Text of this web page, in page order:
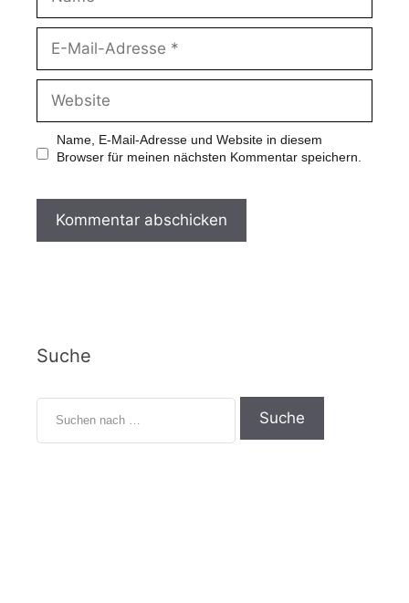
Name, E-Mail-Adresse und Website in diesem
Browser für meinen nächsten Kommentar speichern.
Suche